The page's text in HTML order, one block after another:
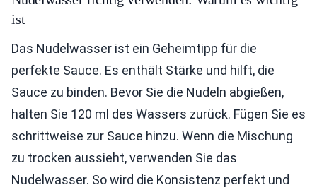
ist
Das Nudelwasser ist ein Geheimtipp für die
perfekte Sauce. Es enthält Stärke und hilft, die
Sauce zu binden. Bevor Sie die Nudeln abgießen,
halten Sie 120 ml des Wassers zurück. Fügen Sie es
schrittweise zur Sauce hinzu. Wenn die Mischung
zu trocken aussieht, verwenden Sie das
Nudelwasser. So wird die Konsistenz perfekt und